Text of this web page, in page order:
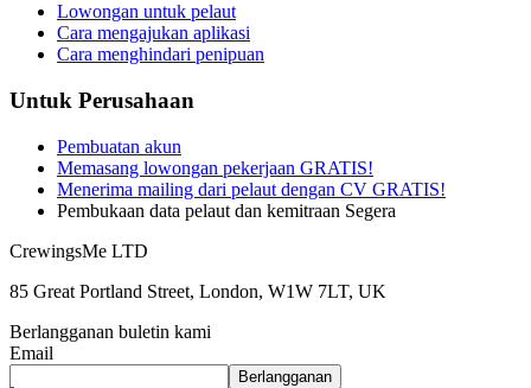
Lowongan untuk pelaut
Cara mengajukan aplikasi
Cara menghindari penipuan
Untuk Perusahaan
Pembuatan akun
Memasang lowongan pekerjaan GRATIS!
Menerima mailing dari pelaut dengan CV GRATIS!
Pembukaan data pelaut dan kemitraan Segera
CrewingsMe LTD
85 Great Portland Street, London, W1W 7LT, UK
Berlangganan buletin kami
Email
Berlangganan